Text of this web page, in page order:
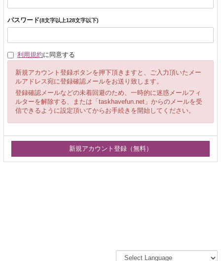
パスワード(8文字以上128文字以下)
利用規約に同意する
新規アカウント登録ボタンを押下頂きますと、ご入力頂いたメー
ルアドレス宛に登録確認メールをお送り致します。
登録確認メールなどの未着回避のため、一時的に迷惑メールフィ
ルターを解除する、または「taskhavefun.net」からのメールを受
信できるように設定頂いてからお手続きを開始してください。